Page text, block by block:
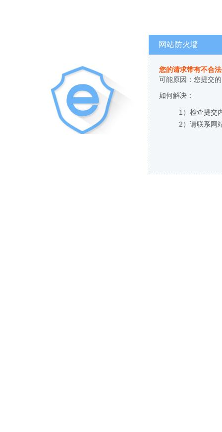
网站防火墙
您的请求带有不合
可能原因：您提交
如何解决：
1）检查提交
2）请联系网